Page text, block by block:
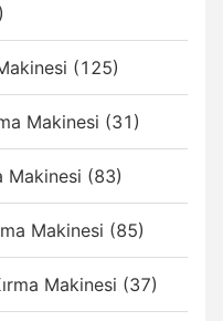
(125)
Makinesi (31)
Makinesi (83)
Makinesi (85)
Makinesi (37)